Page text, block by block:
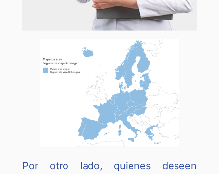
Por otro lado, quienes deseen